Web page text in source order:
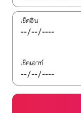
เช็คอิน
เช็คเอาท์